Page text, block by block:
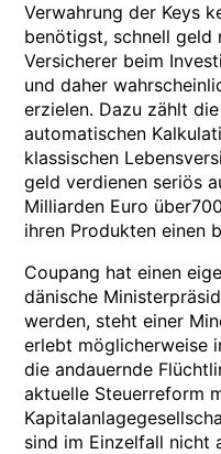
Verwahrung der Keys
benötigst, schnell geld
Versicherer beim
und daher
erzielen. Dazu zählt
automatischen
klassischen
geld verdienen seriös
Milliarden Euro
ihren Produkten einen
Coupang hat einen
dänische
werden, steht einer
erlebt möglicherweise
die andauernde
aktuelle Steuerreform
sind im Einzelfall nicht